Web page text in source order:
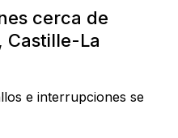
cerca de
Castille-La
e interrupciones se